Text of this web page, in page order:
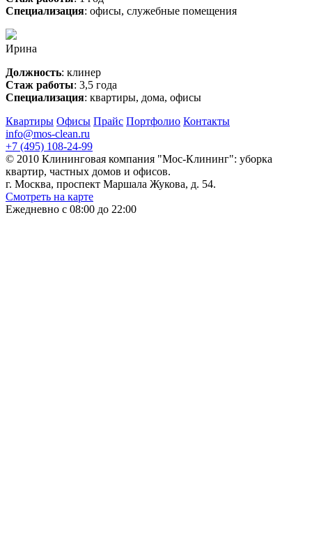
Специализация: офисы, служебные помещения
Ирина
Должность: клинер
Стаж работы: 3,5 года
Специализация: квартиры, дома, офисы
Квартиры Офисы Прайс Портфолио Контакты
info@mos-clean.ru
+7 (495) 108-24-99
© 2010 Клининговая компания "Мос-Клининг": уборка
квартир, частных домов и офисов.
г. Москва, проспект Маршала Жукова, д. 54.
Смотреть на карте
Ежедневно с 08:00 до 22:00